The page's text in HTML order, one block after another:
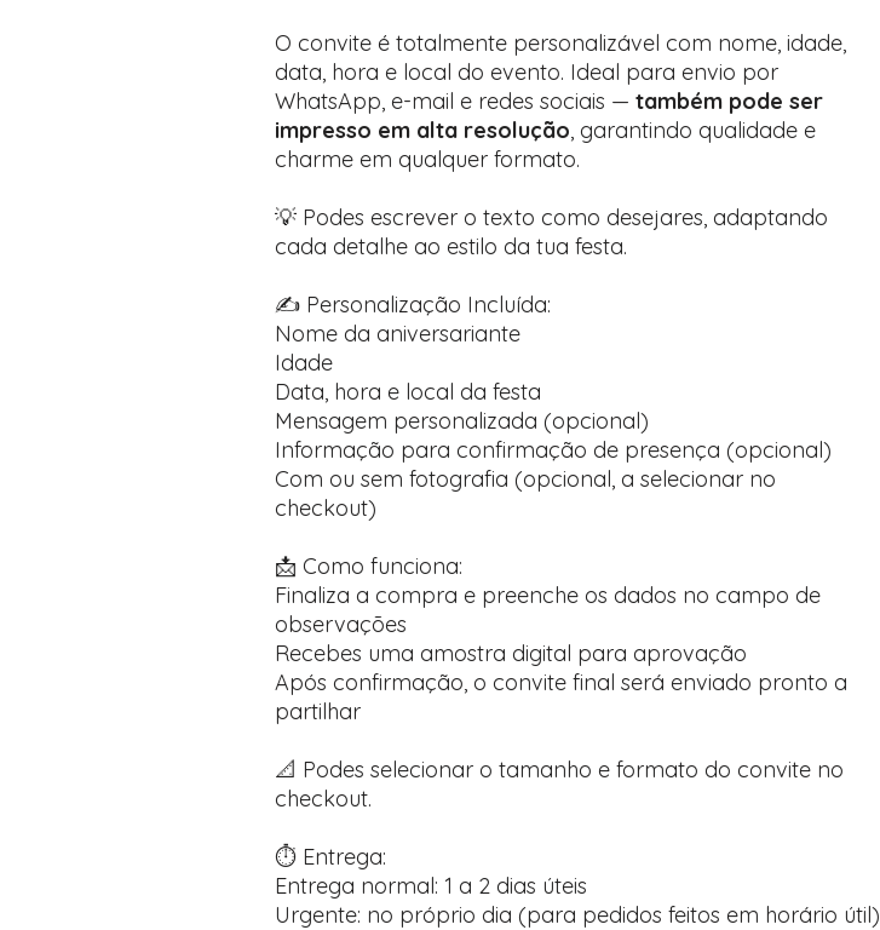
O convite é totalmente personalizável com nome, idade,
data, hora e local do evento. Ideal para envio por
WhatsApp, e-mail e redes sociais — também pode ser
impresso em alta resolução, garantindo qualidade e
charme em qualquer formato.
💡 Podes escrever o texto como desejares, adaptando
cada detalhe ao estilo da tua festa.
✍️ Personalização Incluída:
Nome da aniversariante
Idade
Data, hora e local da festa
Mensagem personalizada (opcional)
Informação para confirmação de presença (opcional)
Com ou sem fotografia (opcional, a selecionar no
checkout)
📩 Como funciona:
Finaliza a compra e preenche os dados no campo de
observações
Recebes uma amostra digital para aprovação
Após confirmação, o convite final será enviado pronto a
partilhar
📐 Podes selecionar o tamanho e formato do convite no
checkout.
⏱️ Entrega:
Entrega normal: 1 a 2 dias úteis
Urgente: no próprio dia (para pedidos feitos em horário útil)